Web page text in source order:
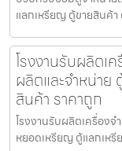
แลกเหรียญ ตู้ขายสินค้
โรงงานรับผลิตเ
ผลิตและจำหน่า
สินค้า ราคาถูก
โรงงานรับผลิตเครื่อง
หยอดเหรียญ ตู้แลกเห